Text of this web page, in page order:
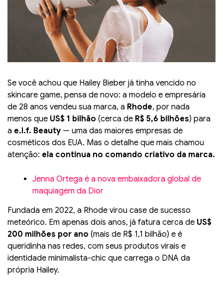
Se você achou que Hailey Bieber já tinha vencido no
skincare game, pensa de novo: a modelo e empresária
de 28 anos vendeu sua marca, a Rhode, por nada
menos que US$ 1 bilhão (cerca de R$ 5,6 bilhões) para
a e.l.f. Beauty — uma das maiores empresas de
cosméticos dos EUA. Mas o detalhe que mais chamou
atenção: ela continua no comando criativo da marca.
Jenna Ortega é a nova embaixadora global de
maquiagem da Dior
Fundada em 2022, a Rhode virou case de sucesso
meteórico. Em apenas dois anos, já fatura cerca de US$
200 milhões por ano (mais de R$ 1,1 bilhão) e é
queridinha nas redes, com seus produtos virais e
identidade minimalista-chic que carrega o DNA da
própria Hailey.